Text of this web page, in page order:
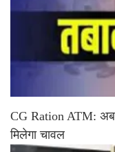
CG Ration ATM:
मिलेगा चावल